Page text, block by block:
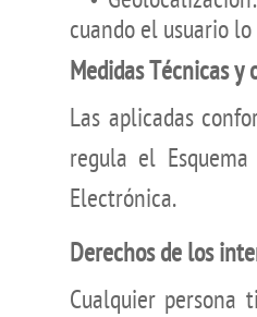
cuando el usuario
Medidas Técnicas
Las aplicadas
regula el
Electrónica.
Derechos de los
Cualquier persona